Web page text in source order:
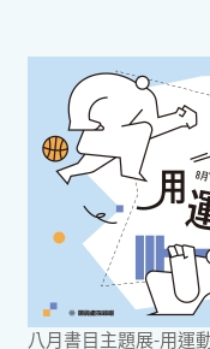
八月書目主題展-用運